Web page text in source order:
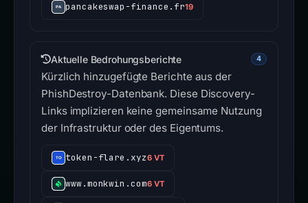
pancakeswap-finance.fr19
Aktuelle Bedrohungsberichte 4
Kürzlich hinzugefügte Berichte aus der
PhishDestroy-Datenbank. Diese Discovery-
Links implizieren keine gemeinsame Nutzung
der Infrastruktur oder des Eigentums.
token-flare.xyz6 VT
www.monkwin.com6 VT